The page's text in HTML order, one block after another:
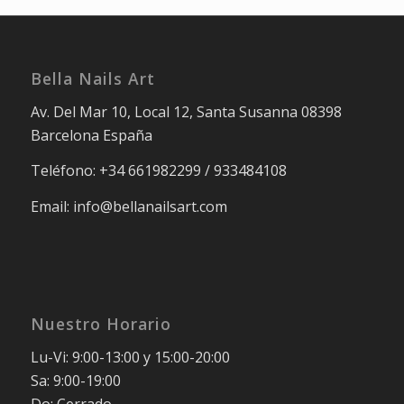
Bella Nails Art
Av. Del Mar 10, Local 12, Santa Susanna 08398
Barcelona España
Teléfono: +34 661982299 / 933484108
Email: info@bellanailsart.com
Nuestro Horario
Lu-Vi: 9:00-13:00 y 15:00-20:00
Sa: 9:00-19:00